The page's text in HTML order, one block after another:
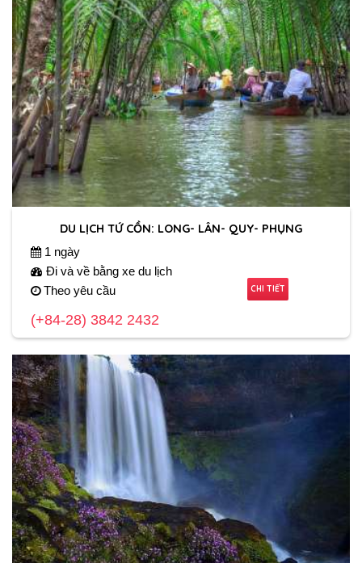
DU LỊCH TỨ CỒN: LONG- LÂN- QUY- PHỤNG
1 ngày
Đi và về bằng xe du lịch
Theo yêu cầu
(+84-28) 3842 2432
CHI TIẾT